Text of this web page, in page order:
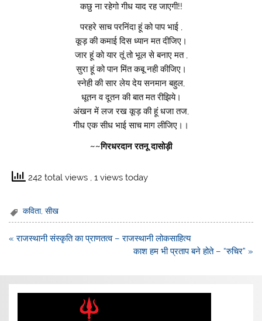
कछु ना रहेगो गीध याद रह जाएगी!!
परहरे साच परनिंदा हूं को पाप भाई ,
कूड़ की कमाई दिस ध्यान मत दीजिए।
जार हूं को यार तूं तो भूल से बनाए मत ,
सुरा हूं को पान मिंत कबू नही कीजिए।
स्नेही की सार लेय देय सनमान बहुल,
धूतन व दूतन की बात मत रीझिये।
अंखन में लज रख कूड़ की हूं धजा तज,
गीध एक सीध भाई साच माग लीजिए।।
~~गिरधरदान रतनू दासोड़ी
242 total views , 1 views today
कविता,सीख
Post
« राजस्थानी संस्कृति का प्राणतत्व – राजस्थानी लोकसाहित्य
काश हम भी प्रताप बने होते – “रुचिर” »